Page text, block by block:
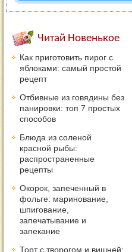
Читай Новенькое
Как приготовить пирог с
яблоками: самый простой
рецепт
Отбивные из говядины без
панировки: топ 7 простых
способов
Блюда из соленой
красной рыбы:
распространенные
рецепты
Окорок, запеченный в
фольге: маринование,
шпигование,
запечатывание и
запекание
Торт с творогом и вишней: